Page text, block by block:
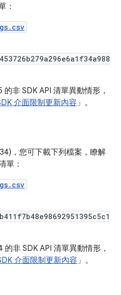
：
非 SDK API 清單異動情形，
介面限制更新內容」。
，您可下載下列檔案，瞭解
單：
非 SDK API 清單異動情形，
介面限制更新內容」。